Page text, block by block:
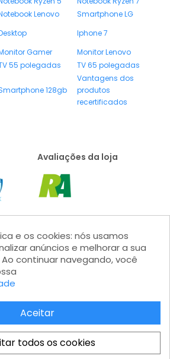
Lenovo
Smartphone LG
Iphone 7
Gamer
Monitor Lenovo
55 polegadas TV 65 polegadas
128gb
Vantagens dos
produtos
recertificados
Avaliações da loja
- CNPJ: 15.383.046/0001-04 - IE:
e os cookies: nós usamos
anúncios e melhorar a sua
continuar navegando, você
Aceitar
todos os cookies